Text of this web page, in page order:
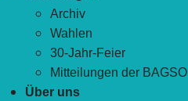
Archiv
Wahlen
30-Jahr-Feier
Mitteilungen der BAGSO
Über uns